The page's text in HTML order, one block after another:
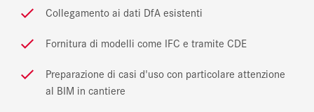
Collegamento ai dati DfA esistenti
Fornitura di modelli come IFC e tramite CDE
Preparazione di casi d'uso con particolare attenzione
al BIM in cantiere